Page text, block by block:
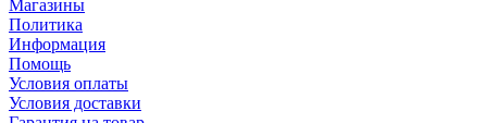
Магазины
Политика
Информация
Помощь
Условия оплаты
Условия доставки